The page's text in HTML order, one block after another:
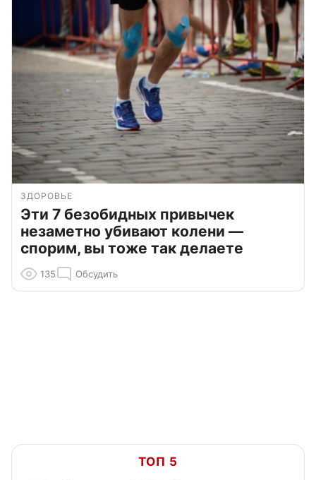
ЗДОРОВЬЕ
Эти 7 безобидных привычек
незаметно убивают колени —
спорим, вы тоже так делаете
135 Обсудить
ТОП 5